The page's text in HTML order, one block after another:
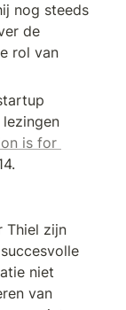
nog steeds
de
rol van
is for
Thiel zijn
niet
van